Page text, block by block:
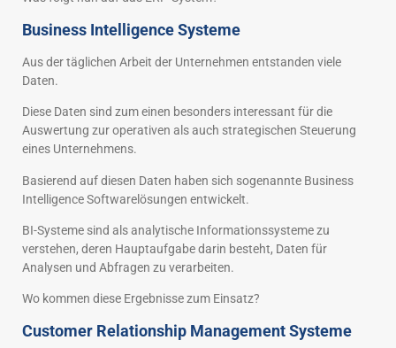
Business Intelligence Systeme
Aus der täglichen Arbeit der Unternehmen entstanden viele
Daten.
Diese Daten sind zum einen besonders interessant für die
Auswertung zur operativen als auch strategischen Steuerung
eines Unternehmens.
Basierend auf diesen Daten haben sich sogenannte Business
Intelligence Softwarelösungen entwickelt.
BI-Systeme sind als analytische Informationssysteme zu
verstehen, deren Hauptaufgabe darin besteht, Daten für
Analysen und Abfragen zu verarbeiten.
Wo kommen diese Ergebnisse zum Einsatz?
Customer Relationship Management Systeme